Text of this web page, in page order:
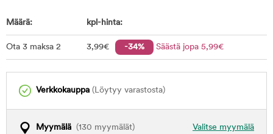
Määrä: kpl-hinta:
Ota 3 maksa 2 3,99€ -34% Säästä jopa 5,99€
Verkkokauppa (Löytyy varastosta)
Valitse myymälä
Myymälä (130 myymälät)